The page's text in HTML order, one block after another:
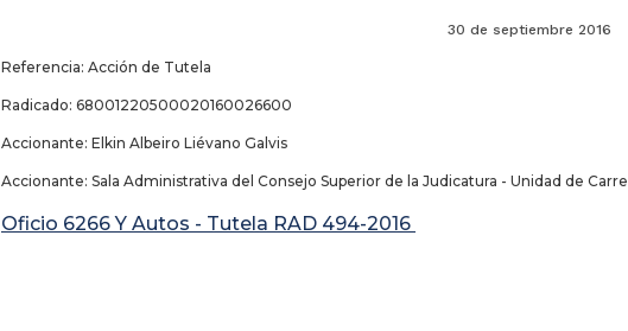
30 de septiembre 2016
Referencia: Acción de Tutela
Radicado: 68001220500020160026600
Accionante: Elkin Albeiro Liévano Galvis
Accionante: Sala Administrativa del Consejo Superior de la Judicatura - Unidad de
Oficio 6266 Y Autos - Tutela RAD 494-2016